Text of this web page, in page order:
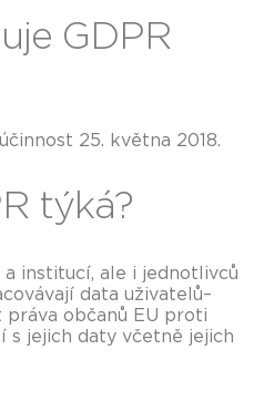
GDPR
25. května 2018.
týká?
institucí, ale i jednotlivců
data uživatelů–
práva občanů EU proti
s jejich daty včetně jejich